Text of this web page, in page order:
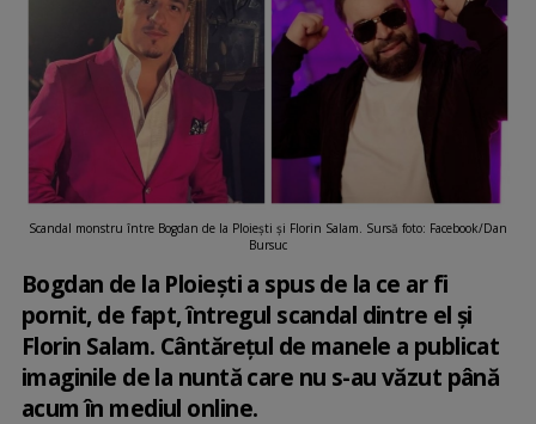
Scandal monstru între Bogdan de la Ploiești și Florin Salam. Sursă foto: Facebook/Dan
Bursuc
Bogdan de la Ploiești a spus de la ce ar fi
pornit, de fapt, întregul scandal dintre el și
Florin Salam. Cântărețul de manele a publicat
imaginile de la nuntă care nu s-au văzut până
acum în mediul online.